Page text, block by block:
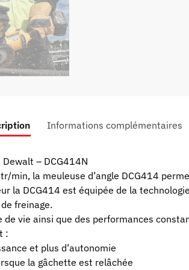
Informations complémentaires
– DCG414N
la meuleuse d’angle DCG414
la DCG414 est équipée de la
freinage.
vie ainsi que des performances
:
et plus d’autonomie
la gâchette est relâchée